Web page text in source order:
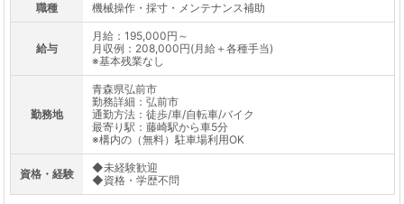
職種 機械操作・採寸・メンテナンス補助
給与
月給：195,000円～
月収例：208,000円(月給＋各種手当)
※基本残業なし
勤務地
青森県弘前市
勤務詳細：弘前市
通勤方法：徒歩/車/自転車/バイク
最寄り駅：藤崎駅から車5分
※構内の（無料）駐車場利用OK
資格・経験
◆未経験歓迎
◆資格・学歴不問